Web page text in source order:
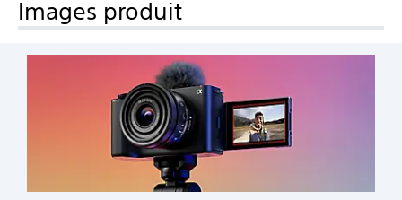
Images produit